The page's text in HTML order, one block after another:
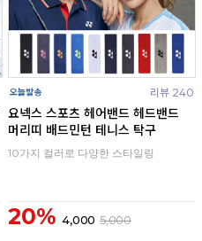
리뷰 240
요넥스 스포츠 헤어밴드 헤드밴드
머리띠 배드민턴 테니스 탁구
10가지 컬러로 다양한 스타일링
20% 4,000 5,000